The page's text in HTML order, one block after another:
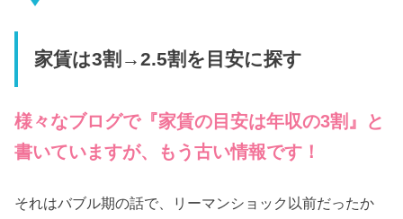
家賃は3割→2.5割を目安に探す
様々なブログで『家賃の目安は年収の3割』と
書いていますが、もう古い情報です！
それはバブル期の話で、リーマンショック以前だったか